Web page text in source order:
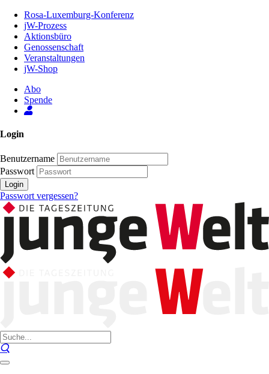
Inhalt
Seite
Rosa-Luxemburg-Konferenz
jW-Prozess
Aktionsbüro
Genossenschaft
Veranstaltungen
jW-Shop
Abo
Spende
Login
Benutzername
Passwort
Login
Passwort vergessen?